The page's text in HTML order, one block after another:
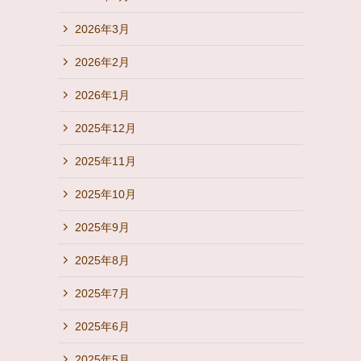
2026年3月
2026年2月
2026年1月
2025年12月
2025年11月
2025年10月
2025年9月
2025年8月
2025年7月
2025年6月